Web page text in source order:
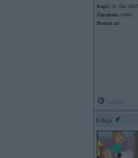
Kopš: 26. Dec 2002
Ziņojumi: 14865
Braucu ar:
Edzja